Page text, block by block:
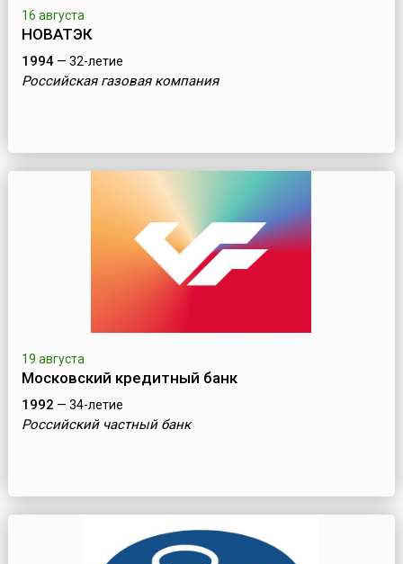
16 августа
НОВАТЭК
1994— 32-летие
Российская газовая компания
19 августа
Московский кредитный банк
1992 — 34-летие
Российский частный банк